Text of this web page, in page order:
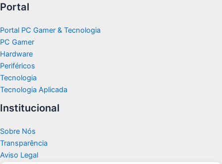
Portal
Portal PC Gamer & Tecnologia
PC Gamer
Hardware
Periféricos
Tecnologia
Tecnologia Aplicada
Institucional
Sobre Nós
Transparência
Aviso Legal